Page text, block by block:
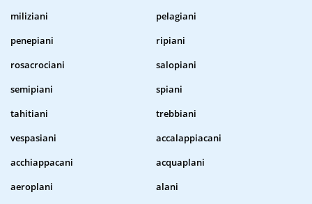
miliziani
pelagiani
penepiani
ripiani
rosacrociani
salopiani
semipiani
spiani
tahitiani
trebbiani
vespasiani
accalappiacani
acchiappacani
acquaplani
aeroplani
alani